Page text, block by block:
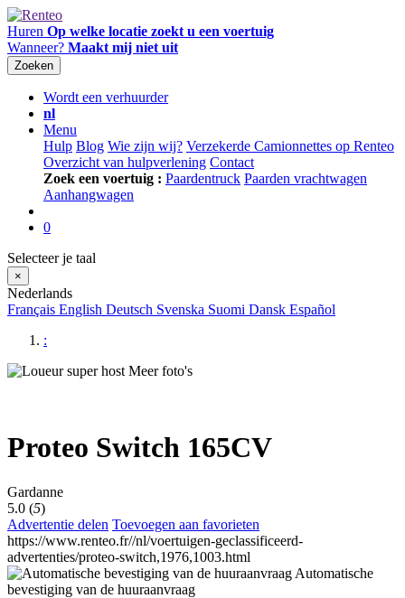
Huren Op welke locatie zoekt u een voertuig
Wanneer? Maakt mij niet uit
Zoeken
Wordt een verhuurder
nl
Menu
Hulp Blog Wie zijn wij? Verzekerde Camionnettes op Renteo
Overzicht van hulpverlening Contact
Zoek een voertuig : Paardentruck Paarden vrachtwagen
Aanhangwagen
0
Selecteer je taal
×
Nederlands
Français English Deutsch Svenska Suomi Dansk Español
:
Meer foto's
Proteo Switch 165CV
Gardanne
5.0 (5)
Advertentie delen Toevoegen aan favorieten
https://www.renteo.fr//nl/voertuigen-geclassificeerd-
advertenties/proteo-switch,1976,1003.html
Automatische
bevestiging van de huuraanvraag